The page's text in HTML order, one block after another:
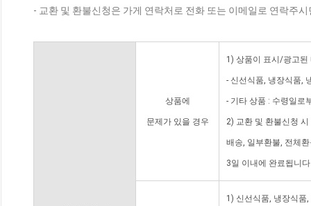
- 교환 및 환불신청은 가게 연락처로 전화 또는 이메일로 연락주
상품에
문제가 있을 경우
1) 상품이 표시/광고된
- 신선식품, 냉장식품,
- 기타 상품 : 수령일로
2) 교환 및 환불신청
배송, 일부환불, 전체
3일 이내에 완료됩니
1) 신선식품, 냉장식품